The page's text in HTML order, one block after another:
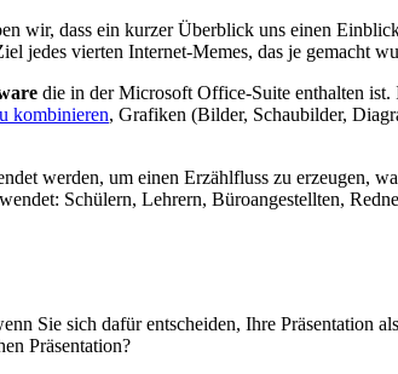
wir, dass ein kurzer Überblick uns einen
jedes vierten Internet-Memes, das je gemacht
die in der Microsoft Office-Suite enthalten
kombinieren, Grafiken (Bilder, Schaubilder,
werden, um einen Erzählfluss zu erzeugen,
Schülern, Lehrern, Büroangestellten,
Sie sich dafür entscheiden, Ihre Präsentation
Präsentation?